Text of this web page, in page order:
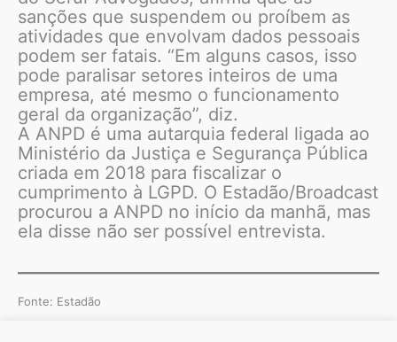
sanções que suspendem ou proíbem as
atividades que envolvam dados pessoais
podem ser fatais. “Em alguns casos, isso
pode paralisar setores inteiros de uma
empresa, até mesmo o funcionamento
geral da organização”, diz.
A ANPD é uma autarquia federal ligada ao
Ministério da Justiça e Segurança Pública
criada em 2018 para fiscalizar o
cumprimento à LGPD. O Estadão/Broadcast
procurou a ANPD no início da manhã, mas
ela disse não ser possível entrevista.
Fonte: Estadão